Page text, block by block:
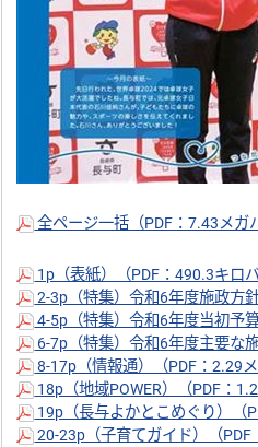
全ページ一括（PDF：7.43メガ
1p（表紙）（PDF：490.3キロ
2-3p（特集）令和6年度施政方
4-5p（特集）令和6年度当初予
6-7p（特集）令和6年度主要な
8-17p（情報通）（PDF：2.29
18p（地域POWER）（PDF：
19p（長与よかとこめぐり）（
20-23p（子育てガイド）（